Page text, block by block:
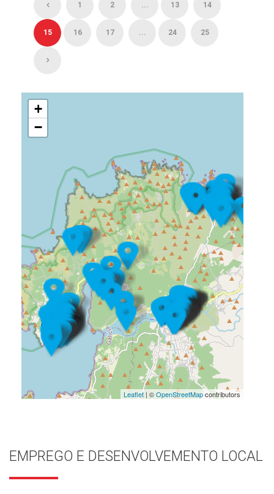
1 2 ... 13 14
15 16 17 ... 24 25
+
−
Leaflet| ©OpenStreetMapcontributors
EMPREGO E DESENVOLVEMENTO LOCAL